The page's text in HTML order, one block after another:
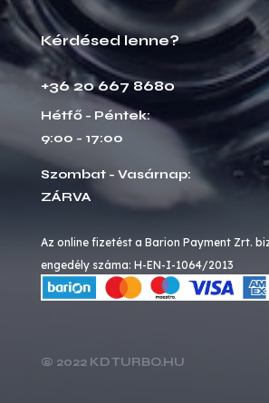
Kérdésed lenne?
+36 20 667 8680
Hétfő - Péntek:
9:00 - 17:00
Szombat - Vasárnap:
ZÁRVA
Az online fizetést a Barion Payment Zrt.
engedély száma: H-EN-I-1064/2013
© 2022 KD TURBO.HU